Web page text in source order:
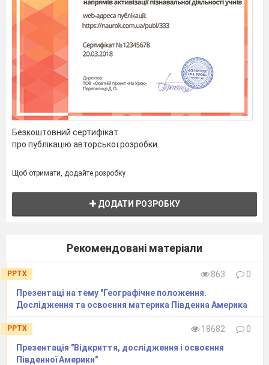
Безкоштовний сертифікат
про публікацію авторської розробки
Щоб отримати, додайте розробку
ДОДАТИ РОЗРОБКУ
Рекомендовані матеріали
PPTX 863
0
Презентаці на тему "Географічне положення.
Дослідження та освоєння материка Південна Америка
PPTX 18682
0
Презентація "Відкриття, дослідження і освоєння
Південної Америки"